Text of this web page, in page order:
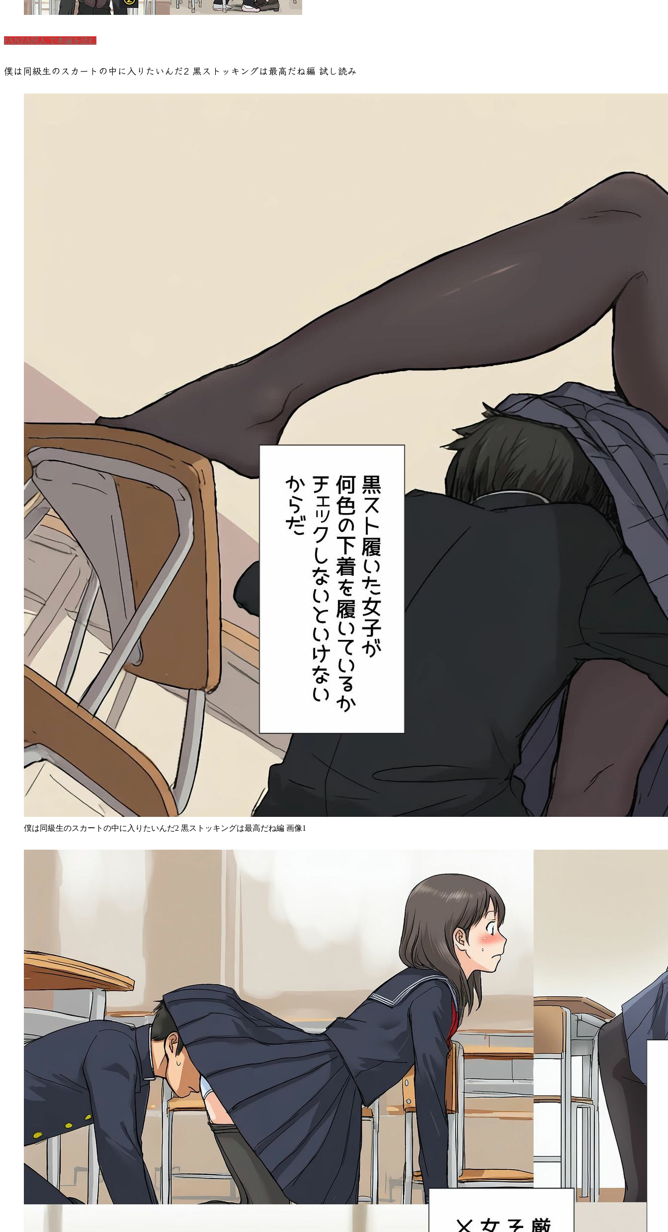
FANZA同人 で本編を読む
僕は同級生のスカートの中に入りたいんだ2 黒ストッキングは最高だね編 試し読み
僕は同級生のスカートの中に入りたいんだ2 黒ストッキングは最高だね編 画像1